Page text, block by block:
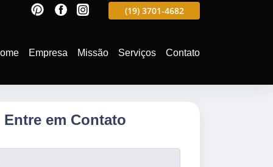
(19) 3701-4988 (19) 3701-4682
Empresa Missão Serviços Contato
Entre em Contato